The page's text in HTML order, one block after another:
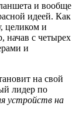
и вообще
идеей. Как
целиком и
начав с четырех
и
на свой
лидер по
устройств на